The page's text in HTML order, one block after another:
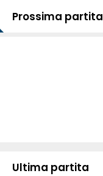
Prossima partita
Ultima partita